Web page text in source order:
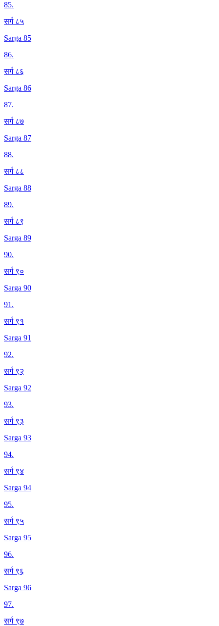
85.
सर्ग ८५
Sarga 85
86.
सर्ग ८६
Sarga 86
87.
सर्ग ८७
Sarga 87
88.
सर्ग ८८
Sarga 88
89.
सर्ग ८९
Sarga 89
90.
सर्ग ९०
Sarga 90
91.
सर्ग ९१
Sarga 91
92.
सर्ग ९२
Sarga 92
93.
सर्ग ९३
Sarga 93
94.
सर्ग ९४
Sarga 94
95.
सर्ग ९५
Sarga 95
96.
सर्ग ९६
Sarga 96
97.
सर्ग ९७